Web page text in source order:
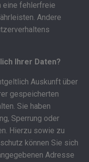
eine fehlerfreie
Andere
Ihrer Daten?
Auskunft über
gespeicherten
Sie haben
Sperrung oder
Hierzu sowie zu
können Sie sich
Adresse